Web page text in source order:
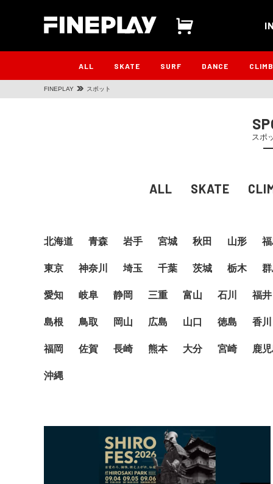
ALL SKATE SURF DANCE CLIMB
FINEPLAY スポット
スポ
ALL SKATE
北海道 青森 岩手 宮城 秋田 山形
東京 神奈川 埼玉 千葉 茨城 栃木
愛知 岐阜 静岡 三重 富山 石川 福井
島根 鳥取 岡山 広島 山口 徳島 香川
福岡 佐賀 長崎 熊本 大分 宮崎 鹿
沖縄